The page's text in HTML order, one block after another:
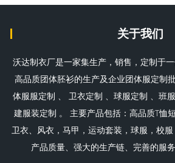
关于我们
沃达制衣厂是一家集生产，销售，定制于
高品质团体胚衫的生产及企业团体服定制
体服服定制 、 卫衣定制 、球服定制 、班
建服装定制 。 主要产品包括：高品质T恤
卫衣、风衣，马甲，运动套装，球服，校
产品质量、强大的生产链、完善的服